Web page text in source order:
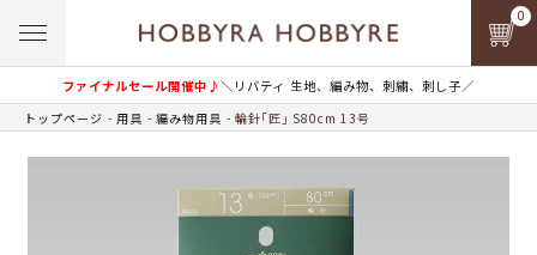
ファイナルセール開催中♪＼リバティ 生地、編み物、刺繍、刺し子／
0
トップページ 用具 編み物用具 輪針｢匠｣ S80cm 13号